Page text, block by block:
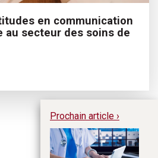
en communication
au secteur des soins de
Prochain article ›